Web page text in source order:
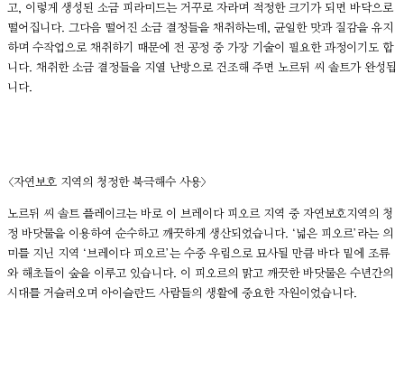
고, 이렇게 생성된 소금 피라미드는 거꾸로 자라며 적정한 크기가 되면 바닥으로
떨어집니다. 그다음 떨어진 소금 결정들을 채취하는데, 균일한 맛과 질감을 유지
하며 수작업으로 채취하기 때문에 전 공정 중 가장 기술이 필요한 과정이기도 합
니다. 채취한 소금 결정들을 지열 난방으로 건조해 주면 노르뒤 씨 솔트가 완성됩
니다.
<자연보호 지역의 청정한 북극해수 사용>
노르뒤 씨 솔트 플레이크는 바로 이 브레이다 피오르 지역 중 자연보호지역의 청
정 바닷물을 이용하여 순수하고 깨끗하게 생산되었습니다. ‘넓은 피오르’라는 의
미를 지닌 지역 ‘브레이다 피오르’는 수중 우림으로 묘사될 만큼 바다 밑에 조류
와 해초들이 숲을 이루고 있습니다. 이 피오르의 맑고 깨끗한 바닷물은 수년간의
시대를 거슬러오며 아이슬란드 사람들의 생활에 중요한 자원이었습니다.